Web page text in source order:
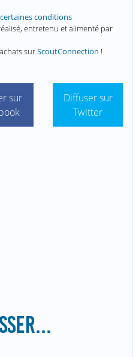
conditions
entretenu et alimenté par
surScoutConnection !
sur
Diffuser sur
Twitter